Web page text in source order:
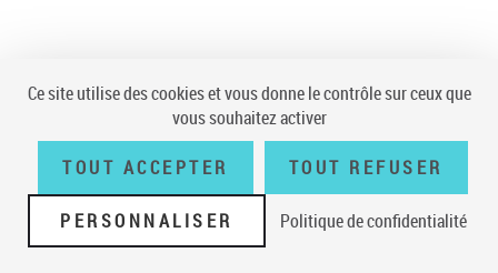
Ce site utilise des cookies et vous donne le contrôle sur ceux que
vous souhaitez activer
TOUT ACCEPTER TOUT REFUSER
PERSONNALISER Politique de confidentialité